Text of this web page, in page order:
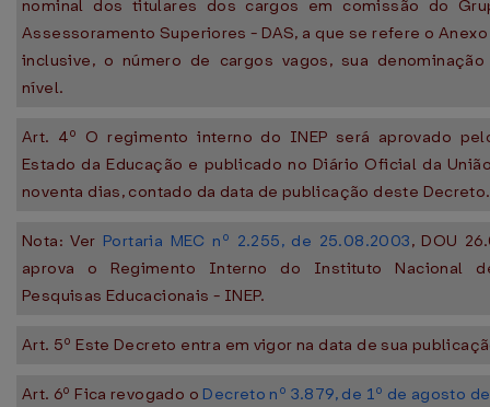
nominal dos titulares dos cargos em comissão do
Assessoramento Superiores - DAS, a que se refere o
inclusive, o número de cargos vagos, sua
nível.
Art. 4º O regimento interno do INEP será aprovado
Estado da Educação e publicado no Diário Oficial da
noventa dias, contado da data de publicação deste Decreto.
Nota: Ver Portaria MEC nº 2.255, de 25.08.2003, DOU
aprova o Regimento Interno do Instituto Nacional
Pesquisas Educacionais - INEP.
Art. 5º Este Decreto entra em vigor na data de sua
Art. 6º Fica revogado o Decreto nº 3.879, de 1º de agosto